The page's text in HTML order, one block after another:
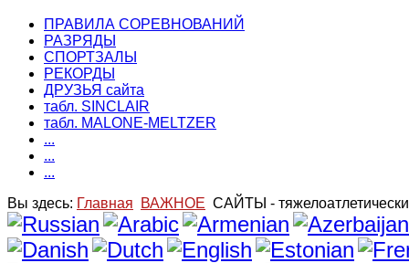
ПРАВИЛА СОРЕВНОВАНИЙ
РАЗРЯДЫ
СПОРТЗАЛЫ
РЕКОРДЫ
ДРУЗЬЯ сайта
табл. SINCLAIR
табл. MALONE-MELTZER
...
...
...
Вы здесь: Главная ВАЖНОЕ САЙТЫ -